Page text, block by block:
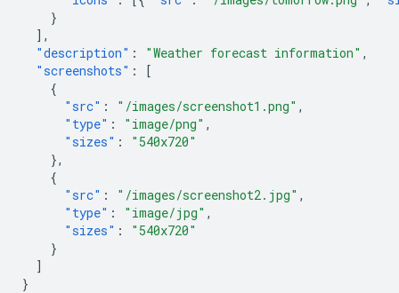
}
],
"description" : "Weather forecast information" ,
"screenshots" :
[
{
"src" : "/images/screenshot1.png" ,
"type" : "image/png" ,
"sizes" :
"540x720"
},
{
"src" : "/images/screenshot2.jpg" ,
"type" : "image/jpg" ,
"sizes" :
"540x720"
}
]
}